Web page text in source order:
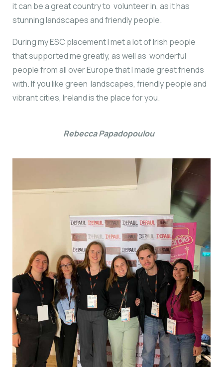
it can be a great country to volunteer in, as it has
stunning landscapes and friendly people.
During my ESC placement I met a lot of Irish people
that supported me greatly, as well as wonderful
people from all over Europe that I made great friends
with. If you like green landscapes, friendly people and
vibrant cities, Ireland is the place for you.
Rebecca Papadopoulou